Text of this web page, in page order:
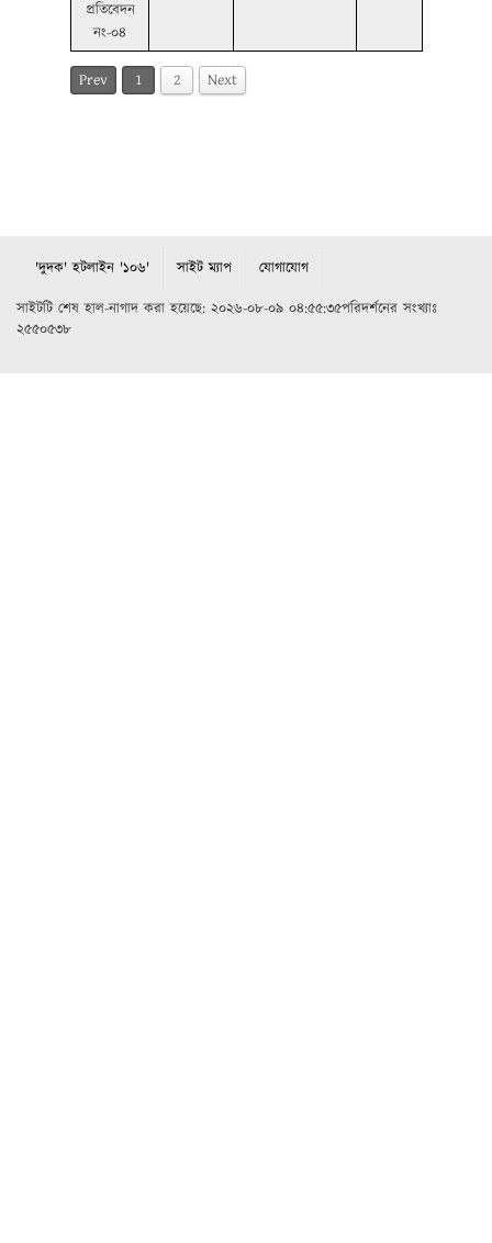
প্রতিবেদন
নং-০৪
Prev 1 2 Next
'দুদক' হটলাইন '১০৬' সাইট ম্যাপ যোগাযোগ
সাইটটি শেষ হাল-নাগাদ করা হয়েছে: ২০২৬-০৮-০৯ ০৪:৫৫:৩৫পরিদর্শনের সংখ্যাঃ
২৫৫০৫৩৮